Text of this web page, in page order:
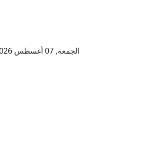
الجمعة, 07 أغسطس 2026 – 24 صفر 1448 هـ